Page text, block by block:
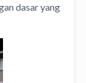
dasar yang